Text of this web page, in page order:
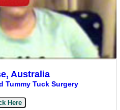
Australia
Tummy Tuck Surgery
Here